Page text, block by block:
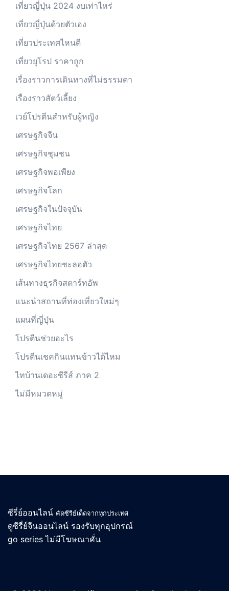
เที่ยวญี่ปุ่น 2024 งบเท่าไหร่
เที่ยวญี่ปุ่นด้วยตัวเอง
เที่ยวประเทศไหนดี
เที่ยวยุโรป ราคาถูก
เรื่องราวการเดินทางที่ไม่ธรรมดา
เรื่องราวสัตว์เลี้ยง
เวย์โปรตีนสำหรับผู้หญิง
เศรษฐกิจจีน
เศรษฐกิจชุมชน
เศรษฐกิจพอเพียง
เศรษฐกิจโลก
เศรษฐกิจในปัจจุบัน
เศรษฐกิจไทย
เศรษฐกิจไทย 2567 ล่าสุด
เศรษฐกิจไทยชะลอตัว
เส้นทางธุรกิจสตาร์ทอัพ
แนะนำสถานที่ท่องเที่ยวใหม่ๆ
แผนที่ญี่ปุ่น
โปรตีนช่วยอะไร
โปรตีนเชคกินแทนข้าวได้ไหม
ไทบ้านเดอะซีรีส์ ภาค 2
ไม่มีหมวดหมู่
ซีรี่ย์ออนไลน์ คัดซีรีย์เด็ดจากทุกประเทศ
ดูซีรี่ย์จีนออนไลน์ รองรับทุกอุปกรณ์
go series ไม่มีโฆษณาคั่น